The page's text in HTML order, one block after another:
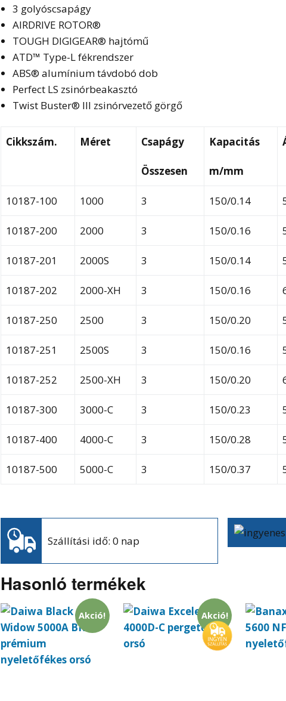
3 golyóscsapágy
AIRDRIVE ROTOR®
TOUGH DIGIGEAR® hajtómű
ATD™ Type-L fékrendszer
ABS® alumínium távdobó dob
Perfect LS zsinórbeakasztó
Twist Buster® III zsinórvezető görgő
Cikkszám. Méret Csapágy Kapacitás
Összesen m/mm
10187-100 1000 3 150/0.14
10187-200 2000 3 150/0.16
10187-201 2000S 3 150/0.14
10187-202 2000-XH 3 150/0.16
10187-250 2500 3 150/0.20
10187-251 2500S 3 150/0.16
10187-252 2500-XH 3 150/0.20
10187-300 3000-C 3 150/0.23
10187-400 4000-C 3 150/0.28
10187-500 5000-C 3 150/0.37
Szállítási idő: 0 nap
Hasonló termékek
Akció! Akció!